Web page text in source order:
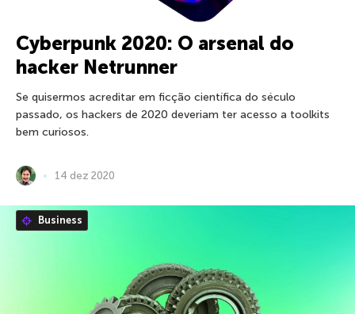
Cyberpunk 2020: O arsenal do
hacker Netrunner
Se quisermos acreditar em ficção científica do século
passado, os hackers de 2020 deveriam ter acesso a toolkits
bem curiosos.
14 dez 2020
Business